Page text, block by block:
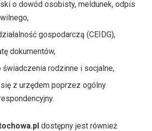
o dowód osobisty, meldunek, odpis
gospodarczą (CEIDG),
dokumentów,
świadczenia rodzinne i socjalne,
z urzędem poprzez ogólny
dostępny jest również